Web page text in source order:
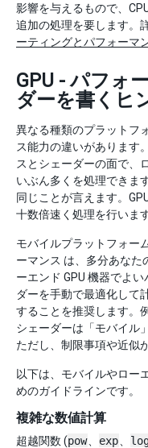
影響を与えるもので、
追加の処理を要します。
ーティングとパフォーマ
GPU - パフォ
ダーを書くヒ
異なる種類のプラットフ
ス能力の違いがあります
スとシェーダーの面で、
いぶん多くを処理できま
同じことが言えます。
十数倍速く処理を行います
モバイルプラットフォー
ーマンス は、多分あなた
ーエンド GPU 機器でよ
ダーを手動で最適化して
することを推奨します。
シェーダーは「モバイル
ただし、制限事項や近似
以下は、モバイルやロー
めのガイドラインです。
複雑な数値計算
超越関数 (pow exp